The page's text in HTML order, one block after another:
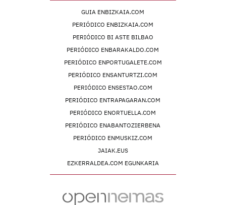
GUIA ENBIZKAIA.COM
PERIÓDICO ENBIZKAIA.COM
PERIÓDICO BI ASTE BILBAO
PERIÓDICO ENBARAKALDO.COM
PERIÓDICO ENPORTUGALETE.COM
PERIÓDICO ENSANTURTZI.COM
PERIÓDICO ENSESTAO.COM
PERIÓDICO ENTRAPAGARAN.COM
PERIÓDICO ENORTUELLA.COM
PERIÓDICO ENABANTOZIERBENA
PERIÓDICO ENMUSKIZ.COM
JAIAK.EUS
EZKERRALDEA.COM EGUNKARIA